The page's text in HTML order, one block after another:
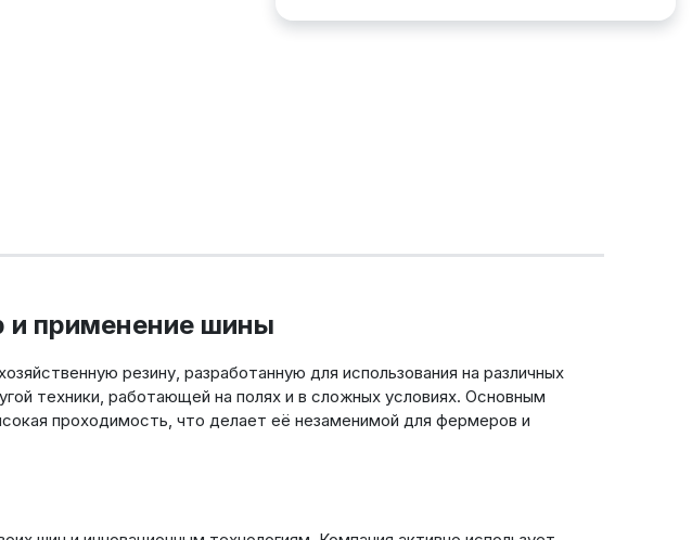
и применение шины
резину, разработанную для использования на различных
техники, работающей на полях и в сложных условиях. Основным
проходимость, что делает её незаменимой для фермеров и